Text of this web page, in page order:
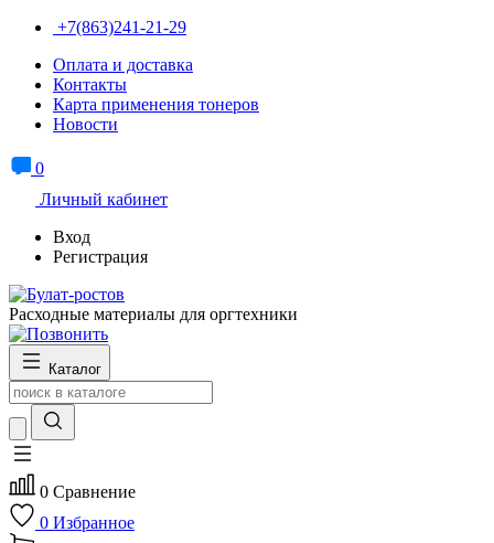
+7(863)241-21-29
Оплата и доставка
Контакты
Карта применения тонеров
Новости
0
Личный кабинет
Вход
Регистрация
Расходные материалы для оргтехники
Каталог
0 Сравнение
0 Избранное